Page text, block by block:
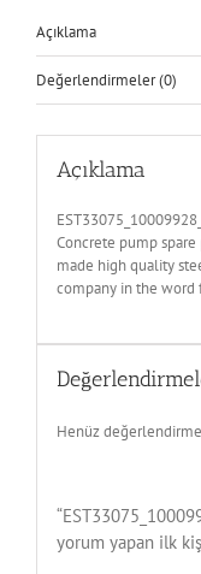
Açıklama
Değerlendirmeler (0)
Açıklama
Concrete pump
made high quality
company in the word
Henüz değerlendirme
yorum yapan ilk